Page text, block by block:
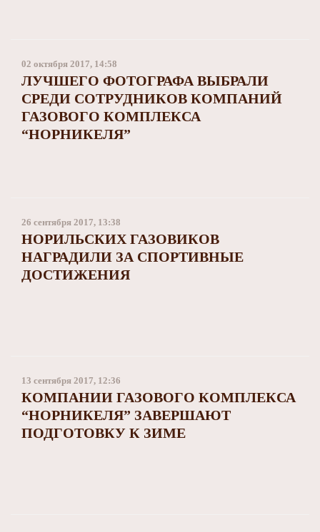
02 октября 2017, 14:58
ЛУЧШЕГО ФОТОГРАФА ВЫБРАЛИ
СРЕДИ СОТРУДНИКОВ КОМПАНИЙ
ГАЗОВОГО КОМПЛЕКСА
“НОРНИКЕЛЯ”
26 сентября 2017, 13:38
НОРИЛЬСКИХ ГАЗОВИКОВ
НАГРАДИЛИ ЗА СПОРТИВНЫЕ
ДОСТИЖЕНИЯ
13 сентября 2017, 12:36
КОМПАНИИ ГАЗОВОГО КОМПЛЕКСА
“НОРНИКЕЛЯ” ЗАВЕРШАЮТ
ПОДГОТОВКУ К ЗИМЕ